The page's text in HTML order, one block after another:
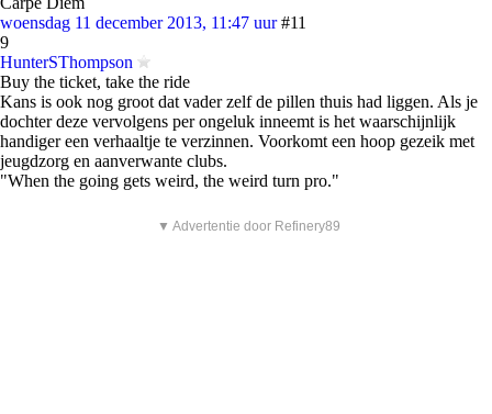
woensdag 11 december 2013, 11:47 uur #11
9
HunterSThompson
Buy the ticket, take the ride
Kans is ook nog groot dat vader zelf de pillen thuis had liggen. Als je
dochter deze vervolgens per ongeluk inneemt is het waarschijnlijk
handiger een verhaaltje te verzinnen. Voorkomt een hoop gezeik met
jeugdzorg en aanverwante clubs.
"When the going gets weird, the weird turn pro."
▼ Advertentie door Refinery89